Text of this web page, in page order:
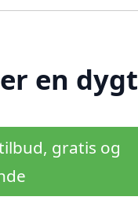
en dygt
gratis og